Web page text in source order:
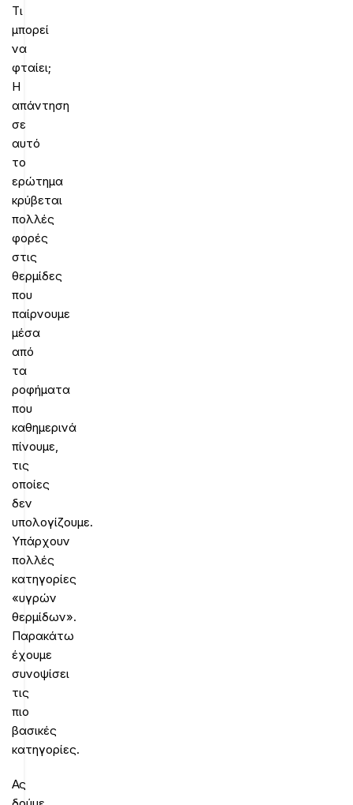
Τι
μπορεί
να
φταίει;
Η
απάντηση
σε
αυτό
το
ερώτημα
κρύβεται
πολλές
φορές
στις
θερμίδες
που
παίρνουμε
μέσα
από
τα
ροφήματα
που
καθημερινά
πίνουμε,
τις
οποίες
δεν
υπολογίζουμε.
Υπάρχουν
πολλές
κατηγορίες
«υγρών
θερμίδων».
Παρακάτω
έχουμε
συνοψίσει
τις
πιο
βασικές
κατηγορίες.
Ας